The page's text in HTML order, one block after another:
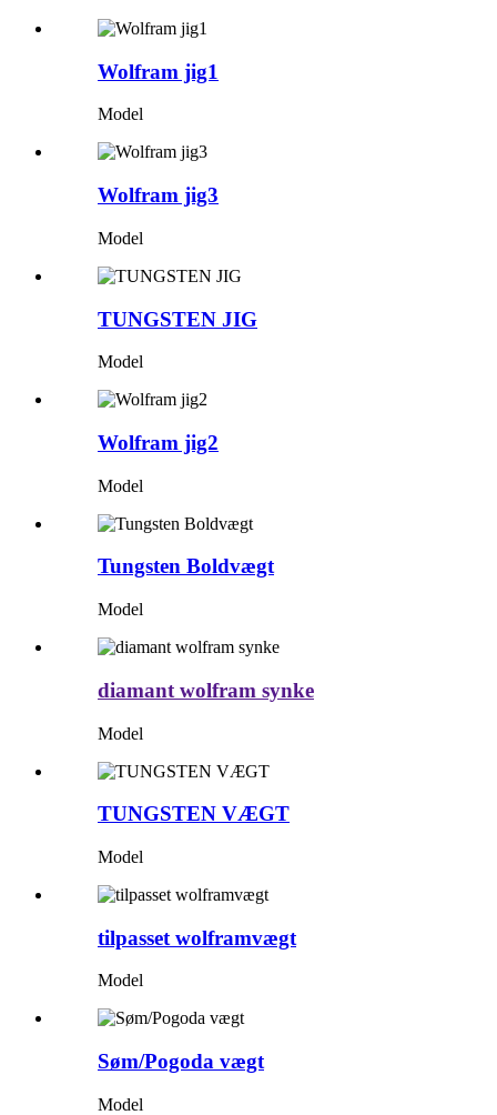
Wolfram jig1
Model
Wolfram jig3
Model
TUNGSTEN JIG
Model
Wolfram jig2
Model
Tungsten Boldvægt
Model
diamant wolfram synke
Model
TUNGSTEN VÆGT
Model
tilpasset wolframvægt
Model
Søm/Pogoda vægt
Model